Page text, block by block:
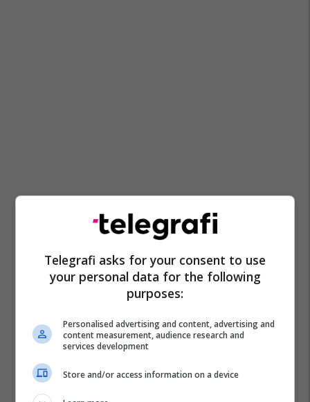
Telegrafi asks for your consent to use
your personal data for the following
purposes:
Personalised advertising and content, advertising and
content measurement, audience research and
services development
Store and/or access information on a device